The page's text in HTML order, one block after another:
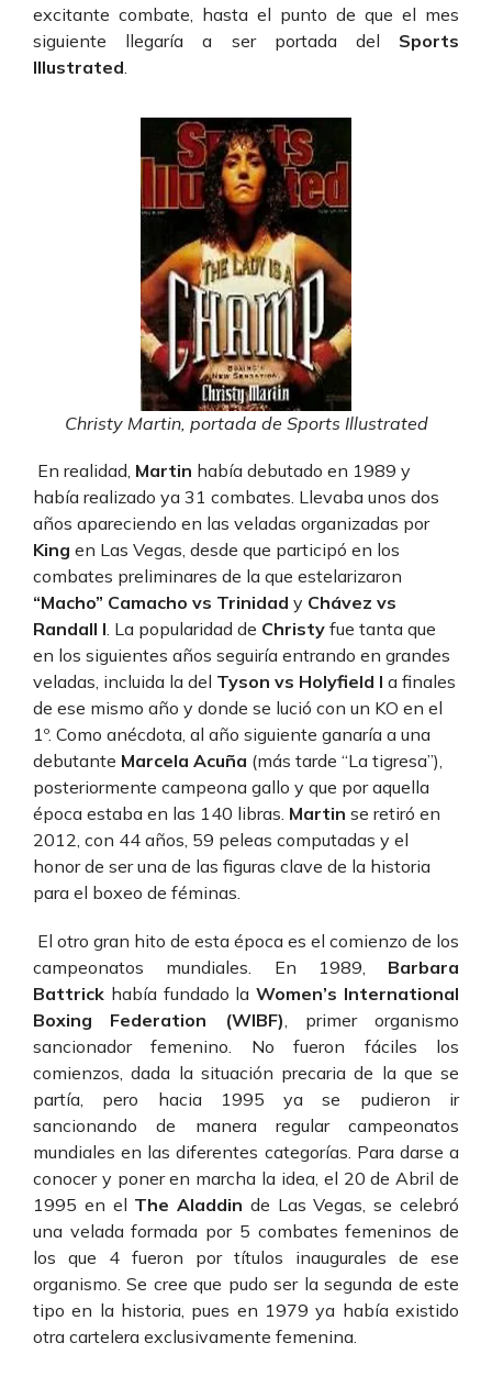
excitante combate, hasta el punto de que el mes
siguiente llegaría a ser portada del Sports
Illustrated
Christy Martin, portada de Sports Illustrated
En realidad, Martin había debutado en 1989 y
había realizado ya 31 combates. Llevaba unos dos
años apareciendo en las veladas organizadas por
King en Las Vegas, desde que participó en los
combates preliminares de la que estelarizaron
“Macho” Camacho vs Trinidad y Chávez vs
Randall I. La popularidad de Christy fue tanta que
en los siguientes años seguiría entrando en grandes
veladas, incluida la del Tyson vs Holyfield I a finales
de ese mismo año y donde se lució con un KO en el
1º. Como anécdota, al año siguiente ganaría a una
debutante Marcela Acuña (más tarde “La tigresa”),
posteriormente campeona gallo y que por aquella
época estaba en las 140 libras. Martin se retiró en
2012, con 44 años, 59 peleas computadas y el
honor de ser una de las figuras clave de la historia
para el boxeo de féminas.
El otro gran hito de esta época es el comienzo de los
campeonatos mundiales. En 1989, Barbara
Battrick había fundado laWomen’s International
Boxing Federation (WIBF), primer organismo
sancionador femenino. No fueron fáciles los
comienzos, dada la situación precaria de la que se
partía, pero hacia 1995 ya se pudieron ir
sancionando de manera regular campeonatos
mundiales en las diferentes categorías. Para darse a
conocer y poner en marcha la idea, el 20 de Abril de
1995 en el The Aladdin de Las Vegas, se celebró
una velada formada por 5 combates femeninos de
los que 4 fueron por títulos inaugurales de ese
organismo. Se cree que pudo ser la segunda de este
tipo en la historia, pues en 1979 ya había existido
otra cartelera exclusivamente femenina.